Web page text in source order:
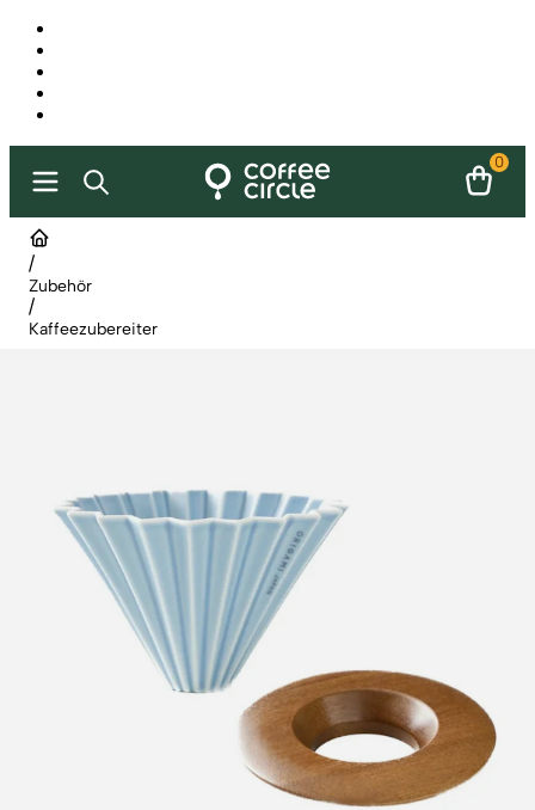
0
/
Zubehör
/
Kaffeezubereiter